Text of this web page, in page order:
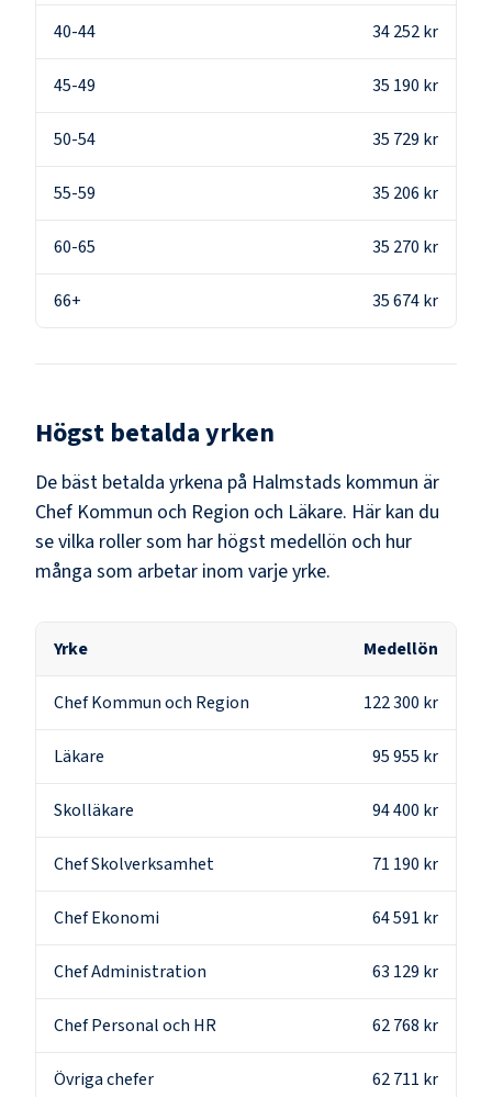
40-44 34 252 kr
45-49 35 190 kr
50-54 35 729 kr
55-59 35 206 kr
60-65 35 270 kr
66+ 35 674 kr
Högst betalda yrken
De bäst betalda yrkena på Halmstads kommun är
Chef Kommun och Region och Läkare. Här kan du
se vilka roller som har högst medellön och hur
många som arbetar inom varje yrke.
Yrke Medellön
Chef Kommun och Region 122 300 kr
Läkare 95 955 kr
Skolläkare 94 400 kr
Chef Skolverksamhet 71 190 kr
Chef Ekonomi 64 591 kr
Chef Administration 63 129 kr
Chef Personal och HR 62 768 kr
Övriga chefer 62 711 kr